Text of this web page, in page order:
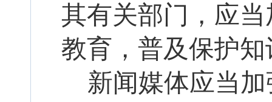
其有关部门，应
教育，普及保护
新闻媒体应当